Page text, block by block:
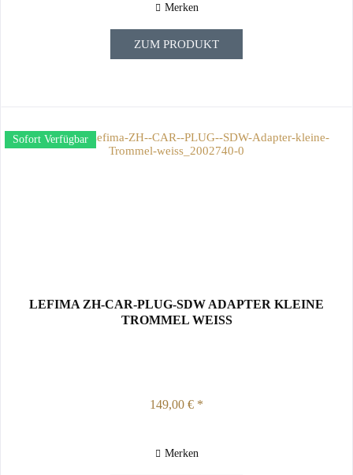
Merken
ZUM PRODUKT
Sofort Verfügbar
LEFIMA ZH-CAR-PLUG-SDW ADAPTER KLEINE
TROMMEL WEISS
149,00 € *
Merken